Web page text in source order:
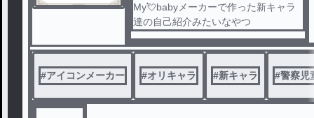
My💘babyメーカーで作った新キャラ
達の自己紹介みたいなやつ
#アイコンメーカー #オリキャラ #新キャラ #警察児